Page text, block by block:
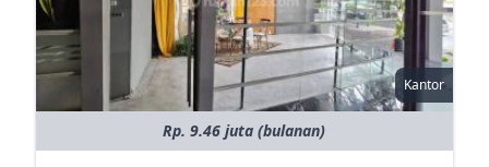
Kantor
Rp. 9.46 juta (bulanan)